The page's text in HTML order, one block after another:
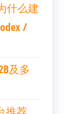
什么建
/
及多
推荐